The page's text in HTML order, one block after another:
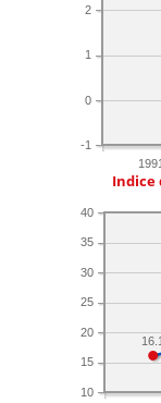
1991
-1
0
1
2
Indice
10
15
20
25
30
35
40
16.1